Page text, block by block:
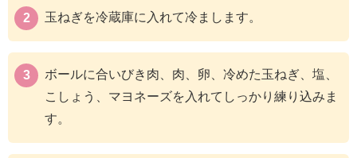
玉ねぎを冷蔵庫に入れて冷まします。
ボールに合いびき肉、肉、卵、冷めた玉ねぎ、塩、
こしょう、マヨネーズを入れてしっかり練り込みま
す。